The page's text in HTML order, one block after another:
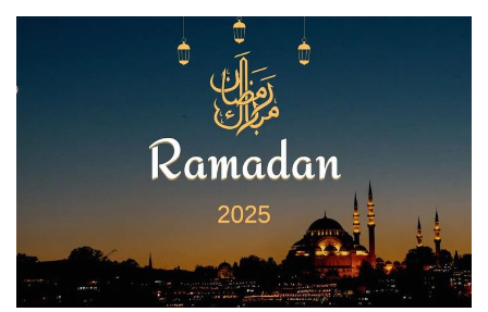
e
m